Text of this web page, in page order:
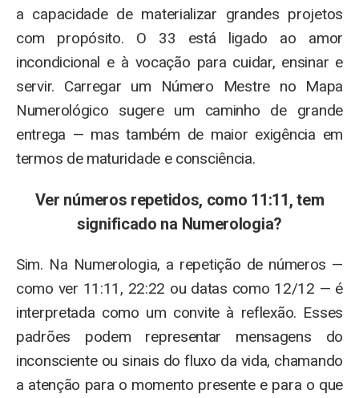
a capacidade de materializar grandes projetos
com propósito. O 33 está ligado ao amor
incondicional e à vocação para cuidar, ensinar e
servir. Carregar um Número Mestre no Mapa
Numerológico sugere um caminho de grande
entrega — mas também de maior exigência em
termos de maturidade e consciência.
Ver números repetidos, como 11:11, tem
significado na Numerologia?
Sim. Na Numerologia, a repetição de números —
como ver 11:11, 22:22 ou datas como 12/12 — é
interpretada como um convite à reflexão. Esses
padrões podem representar mensagens do
inconsciente ou sinais do fluxo da vida, chamando
a atenção para o momento presente e para o que